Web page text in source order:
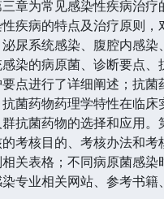
章为常见感染性疾病治疗
疾病的特点及治疗原则，
尿系统感染、腹腔内感染
染的病原菌、诊断要点、
点进行了详细阐述；抗菌
菌药物药理学特性在临床
抗菌药物的选择和应用。
考核目的、考核办法和考
关表格；不同病原菌感染
专业相关网站、参考书籍